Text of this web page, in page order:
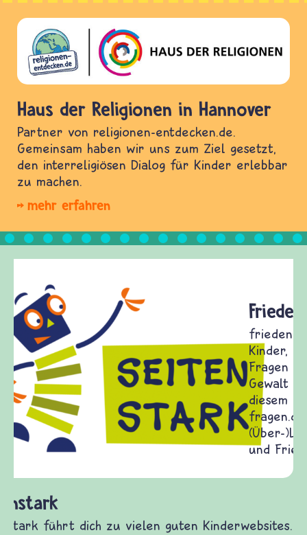
Haus der Religionen in Hannover
Partner von religionen-entdecken.de.
Gemeinsam haben wir uns zum Ziel gesetzt,
den interreligiösen Dialog für Kinder erlebbar
zu machen.
mehr erfahren
Frieden Fragen